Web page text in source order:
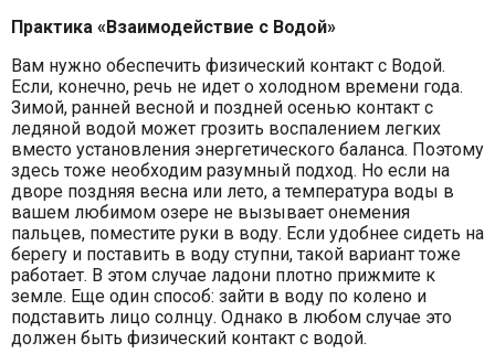
Практика «Взаимодействие с Водой»
Вам нужно обеспечить физический контакт с Водой.
Если, конечно, речь не идет о холодном времени года.
Зимой, ранней весной и поздней осенью контакт с
ледяной водой может грозить воспалением легких
вместо установления энергетического баланса. Поэтому
здесь тоже необходим разумный подход. Но если на
дворе поздняя весна или лето, а температура воды в
вашем любимом озере не вызывает онемения
пальцев, поместите руки в воду. Если удобнее сидеть на
берегу и поставить в воду ступни, такой вариант тоже
работает. В этом случае ладони плотно прижмите к
земле. Еще один способ: зайти в воду по колено и
подставить лицо солнцу. Однако в любом случае это
должен быть физический контакт с водой.